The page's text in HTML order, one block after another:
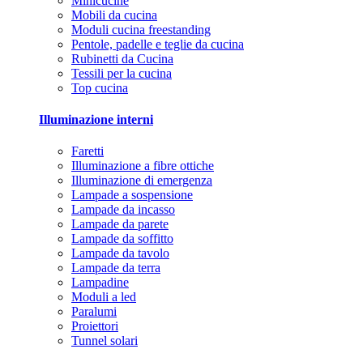
Mobili da cucina
Moduli cucina freestanding
Pentole, padelle e teglie da cucina
Rubinetti da Cucina
Tessili per la cucina
Top cucina
Illuminazione interni
Faretti
Illuminazione a fibre ottiche
Illuminazione di emergenza
Lampade a sospensione
Lampade da incasso
Lampade da parete
Lampade da soffitto
Lampade da tavolo
Lampade da terra
Lampadine
Moduli a led
Paralumi
Proiettori
Tunnel solari